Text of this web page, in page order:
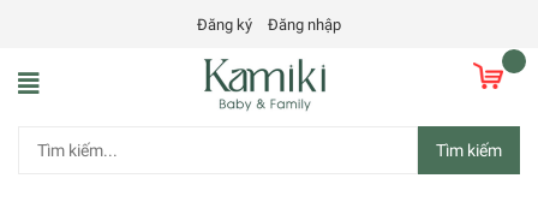
Đăng ký Đăng nhập
Tìm kiếm